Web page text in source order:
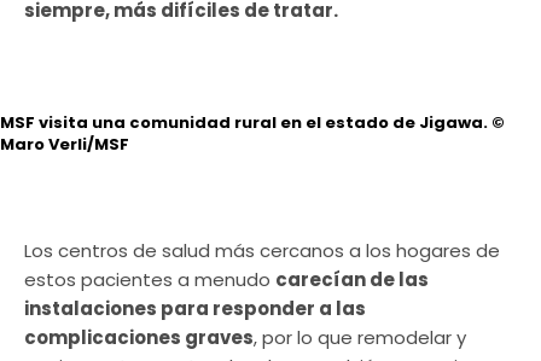
siempre, más difíciles de tratar.
MSF visita una comunidad rural en el estado de Jigawa. ©
Maro Verli/MSF
Los centros de salud más cercanos a los hogares de
estos pacientes a menudo carecían de las
instalaciones para responder a las
complicaciones graves, por lo que remodelar y